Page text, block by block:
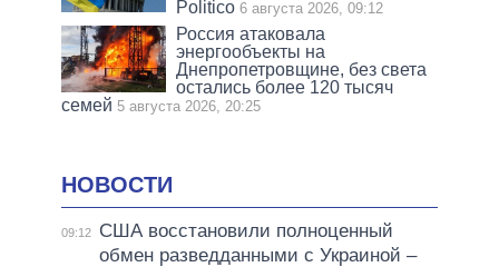
Politico 6 августа 2026, 09:12
Россия атаковала
энергообъекты на
Днепропетровщине, без света
остались более 120 тысяч
семей 5 августа 2026, 20:25
НОВОСТИ
09:12
США восстановили полноценный
обмен разведданными с Украиной –